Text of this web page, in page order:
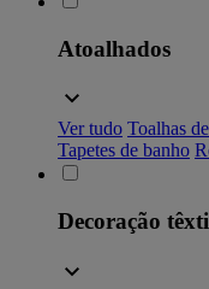
Atoalhados
Ver tudo Toalhas
Tapetes de banho
Decoração